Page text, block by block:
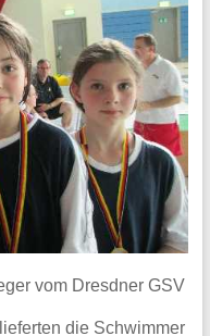
vom Dresdner GSV
die Schwimmer